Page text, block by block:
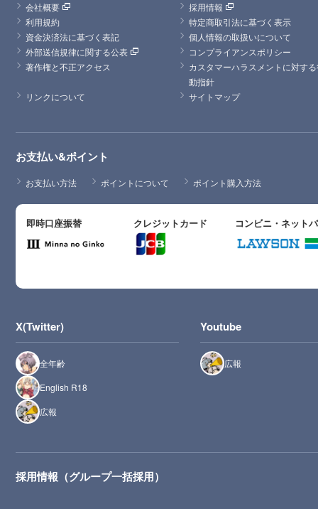
会社概要
採用情報
利用規約
特定商取引法に基づく表示
資金決済法に基づく表記
個人情報の取扱いについて
外部送信規律に関する公表
コンプライアンスポリシー
著作権と不正アクセス
カスタマーハラスメントに対す
動指針
リンクについて
サイトマップ
お支払い&ポイント
お支払い方法 ポイントについて ポイント購入方法
即時口座振替 クレジットカード コンビニ・ネット
X(Twitter)
全年齢
English R18
広報
Youtube
広報
採用情報（グループ一括採用）